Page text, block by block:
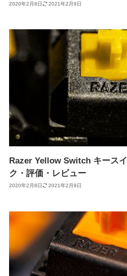
2020年2月8日 2021年2月9日
Razer Yellow Switch キース
ク・評価・レビュー
2020年2月8日 2021年2月9日